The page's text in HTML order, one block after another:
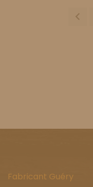

Fabricant Guéry